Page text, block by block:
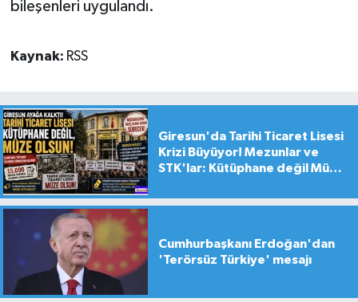
bileşenleri uygulandı.
Kaynak: RSS
Giresun'da Tarihi Ticaret Lisesi
Krizi Büyüyor! Mezunlar ve
STK'lar: Kütüphane değil Müze
Cumhurbaşkanı Erdoğan'dan
'Terörsüz Türkiye' mesajı